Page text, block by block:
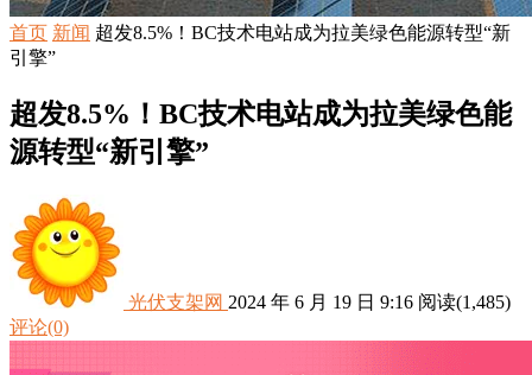
首页 新闻 超发8.5%！BC技术电站成为拉美绿色能源转型“新
引擎”
超发8.5%！BC技术电站成为拉美绿色能
源转型“新引擎”
光伏支架网 2024 年 6 月 19 日 9:16 阅读(1,485)
评论(0)